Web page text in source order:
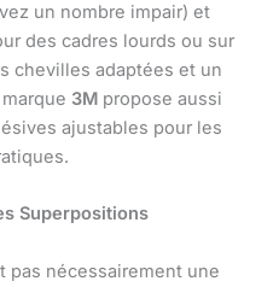
un nombre impair) et
des cadres lourds ou sur
chevilles adaptées et un
3M propose aussi
ajustables pour les
Superpositions
pas nécessairement une